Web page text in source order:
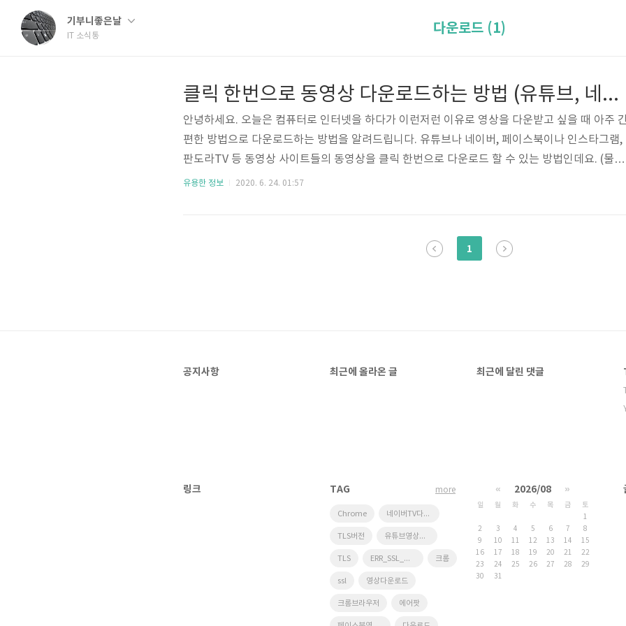
기부니좋은날
IT 소식통 다운로드 (1)
클릭 한번으로 동영상 다운로드하는 방법 (유튜브, 네이버, 페이스북, 인스타그램 등)
안녕하세요. 오늘은 컴퓨터로 인터넷을 하다가 이런저런 이유로 영상을 다운받고 싶을 때 아주
편한 방법으로 다운로드하는 방법을 알려드립니다. 유튜브나 네이버, 페이스북이나 인스타그램,
판도라TV 등 동영상 사이트들의 동영상을 클릭 한번으로 다운로드 할 수 있는 방법인데요. (물론,
다운로드 되지 않는 사이트도 있습니다.) 주의하셔야 할 것은 해당 사이트의 동영상들은 대부분이
받아 설치합니다. www.real.com/realplayer RealPlayer® 20/20 & StarSearch™ by Real R
유용한 정보 2020. 6. 24. 01:57
1
공지사항 최근에 올라온 글 최근에 달린 댓글
링크 TAG
Chrome 네이버TV다운로드
TLS버전 유튜브영상다운로드
TLS ERR_SSL_OBSOLETE_VERSION 크롬
ssl 영상다운로드
크롬브라우저 에어팟
more « 2026/08 »
일 월 화 수 목 금
토
1
2
3 4 5 6 7
8
9
10 11 12 13 14
15
16
17 18 19 20 21
22
23
24 25 26 27 28
29
30
31